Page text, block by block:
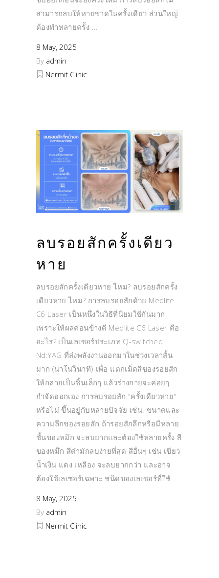
สามารถลบให้หายขาดในครั้งเดียว ส่วนใหญ่
ต้องทำหลายครั้ง
8 May, 2025
By admin
Nermit Clinic
ลบรอยสักครั้งเดียว
หาย
ลบรอยสักครั้งเดียวหาย ไหม? ลบรอยสักครั้ง
เดียวหาย ไหม? การลบรอยสักด้วย Medlite
C6 Laser เป็นหนึ่งในวิธีที่นิยมใช้กันมาก
เพราะให้ผลค่อนข้างดี Medlite C6 Laser คือ
อะไร? เป็นเลเซอร์ประเภท Q-switched
Nd:YAG ที่ส่งพลังงานออกมาในช่วงเวลาสั้น
มาก (นาโนวินาที) เพื่อ แตกเม็ดสีของรอยสัก
ให้กลายเป็นชิ้นเล็กๆ แล้วร่างกายจะค่อยๆ
กำจัดออกเอง การลบรอยสัก "ครั้งเดียวหาย"
หรือไม่ ขึ้นอยู่กับหลายปัจจัย เช่น: ขนาดและ
ความลึกของรอยสัก ถ้ารอยสักลึกหรือมีหลาย
ชั้นของหมึก จะลบยากและต้องใช้หลายครั้ง สี
ของหมึก สีดำมักลบง่ายที่สุด สีอื่นๆ เช่น เขียว
น้ำเงิน แดง เหลือง จะลบยากกว่า และอาจ
ต้องใช้เลเซอร์เฉพาะ ชนิดของเลเซอร์ที่ใช้
8 May, 2025
By admin
Nermit Clinic